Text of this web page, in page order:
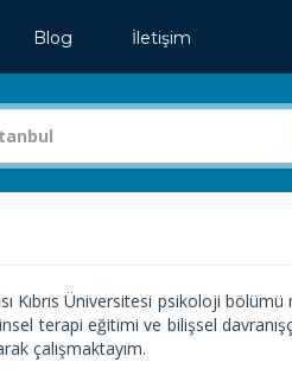
Blog İletişim
Kıbrıs Üniversitesi psikoloji
terapi eğitimi ve bilişsel
çalışmaktayım.